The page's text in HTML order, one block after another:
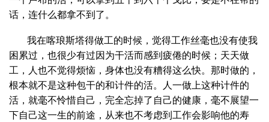
话，连什么都拿不到了。
我在喀琅斯塔得做工的时候，觉得工作丝毫也没有使我
困累过，也很少有过因为干活而感到疲倦的时候；天天做
工，人也不觉得烦恼，身体也没有糟得这么快。那时做的，
根本就不是这种包干的和计件的活。人一做上这种计件的
活，就毫不怜惜自己，完全忘掉了自己的健康，毫不展望一
下自己这一生的前途，从来也不考虑到工作会影响他的寿